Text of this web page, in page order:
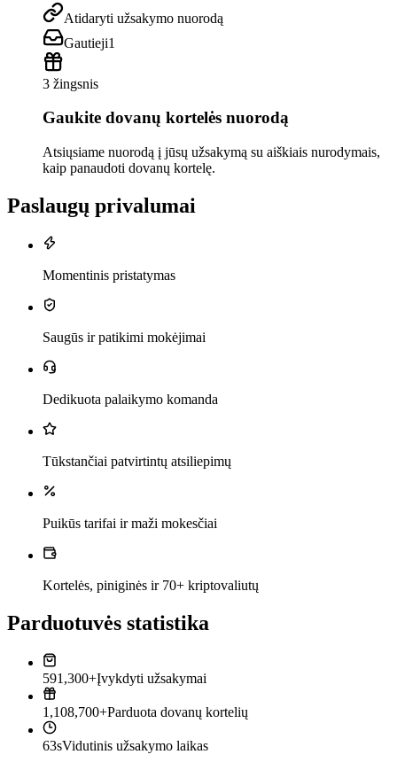
Atidaryti užsakymo nuorodą
Gautieji1
3 žingsnis
Gaukite dovanų kortelės nuorodą
Atsiųsiame nuorodą į jūsų užsakymą su aiškiais nurodymais,
kaip panaudoti dovanų kortelę.
Paslaugų privalumai
Momentinis pristatymas
Saugūs ir patikimi mokėjimai
Dedikuota palaikymo komanda
Tūkstančiai patvirtintų atsiliepimų
Puikūs tarifai ir maži mokesčiai
Kortelės, piniginės ir 70+ kriptovaliutų
Parduotuvės statistika
591,300+Įvykdyti užsakymai
1,108,700+Parduota dovanų kortelių
63sVidutinis užsakymo laikas